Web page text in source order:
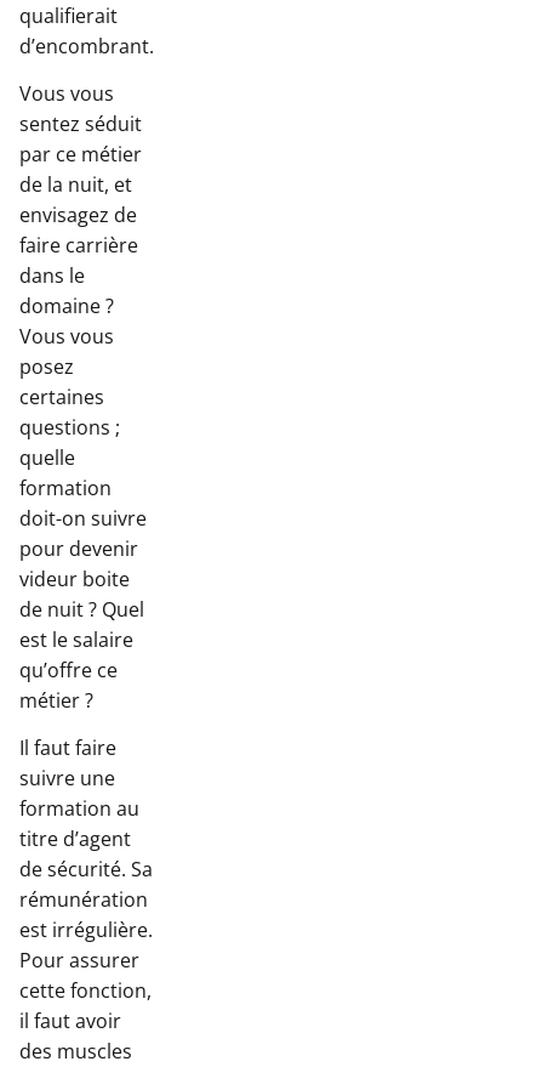
qualifierait
d’encombrant.
Vous vous
sentez séduit
par ce métier
de la nuit, et
envisagez de
faire carrière
dans le
domaine ?
Vous vous
posez
certaines
questions ;
quelle
formation
doit-on suivre
pour devenir
videur boite
de nuit ? Quel
est le salaire
qu’offre ce
métier ?
Il faut faire
suivre une
formation au
titre d’agent
de sécurité. Sa
rémunération
est irrégulière.
Pour assurer
cette fonction,
il faut avoir
des muscles